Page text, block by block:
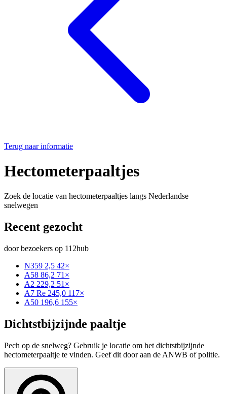
Terug naar informatie
Hectometerpaaltjes
Zoek de locatie van hectometerpaaltjes langs Nederlandse
snelwegen
Recent gezocht
door bezoekers op 112hub
N359 2,5 42×
A58 86,2 71×
A2 229,2 51×
A7 Re 245,0 117×
A50 196,6 155×
Dichtstbijzijnde paaltje
Pech op de snelweg? Gebruik je locatie om het dichtstbijzijnde
hectometerpaaltje te vinden. Geef dit door aan de ANWB of politie.